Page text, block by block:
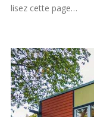
lisez cette page…